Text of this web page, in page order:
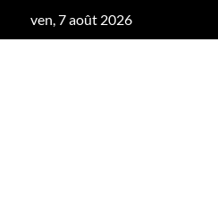
ven, 7 août 2026